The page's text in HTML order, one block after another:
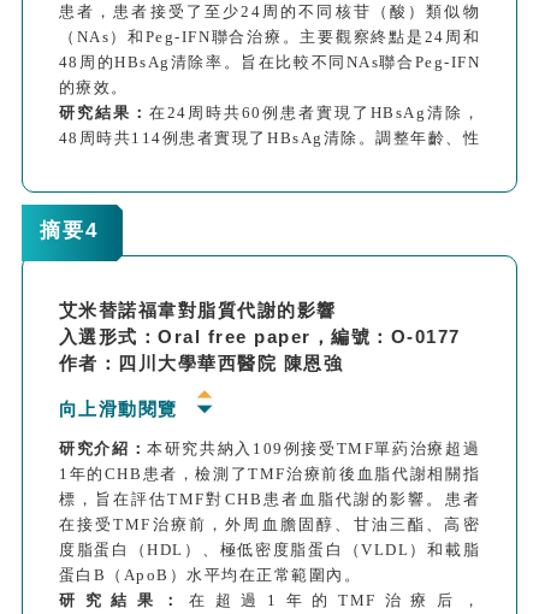
患者，患者接受了至少24周的不同核苷（酸）類似物
（NAs）和Peg-IFN聯合治療。主要觀察終點是24周和
48周的HBsAg清除率。旨在比較不同NAs聯合Peg-IFN
的療效。
研究結果： 在24周時共60例患者實現了HBsAg清除，
48周時共114例患者實現了HBsAg清除。調整年齡、性
（P=0.315）和48周（P=0.439）的HBsAg清除率無顯
著影響。
研究結論：
TDF和ETV聯合Peg-IFN在實現HBsAg清除方面療效相
摘要4
艾米替諾福韋對脂質代謝的影響
入選形式：Oral free paper，編號：O-0177
作者：四川大學華西醫院 陳恩強
向上滑動閱覽
研究介紹：本研究共納入109例接受TMF單葯治療超過
1年的CHB患者，檢測了TMF治療前後血脂代謝相關指
標，旨在評估TMF對CHB患者血脂代謝的影響。患者
在接受TMF治療前，外周血膽固醇、甘油三酯、高密
度脂蛋白（HDL）、極低密度脂蛋白（VLDL）和載脂
蛋白B（ApoB）水平均在正常範圍內。
研究結果：在超過1年的TMF治療后，